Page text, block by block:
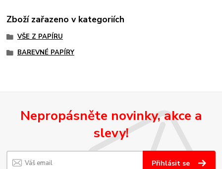
Zboží zařazeno v kategoriích
VŠE Z PAPÍRU
BAREVNÉ PAPÍRY
Nepropásněte novinky, akce a
slevy!
Přihlásit se